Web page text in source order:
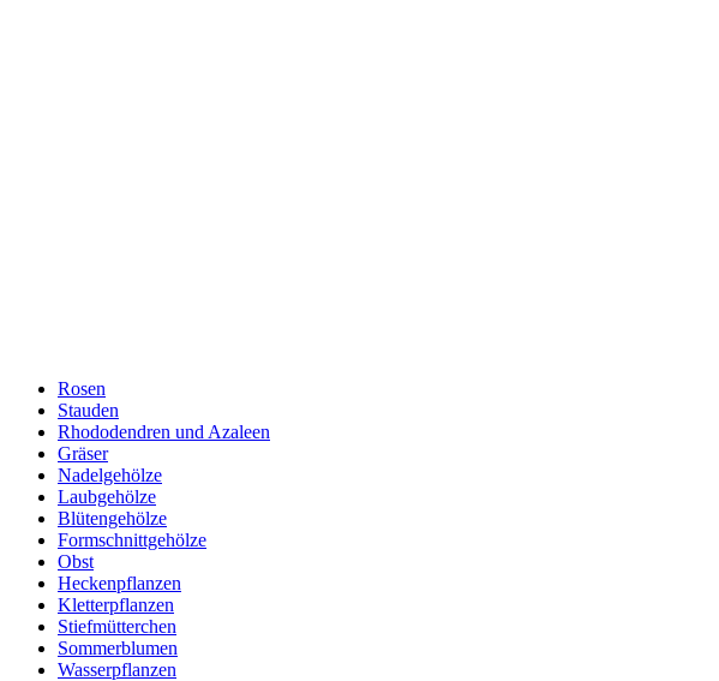
Rosen
Stauden
Rhododendren und Azaleen
Gräser
Nadelgehölze
Laubgehölze
Blütengehölze
Formschnittgehölze
Obst
Heckenpflanzen
Kletterpflanzen
Stiefmütterchen
Sommerblumen
Wasserpflanzen